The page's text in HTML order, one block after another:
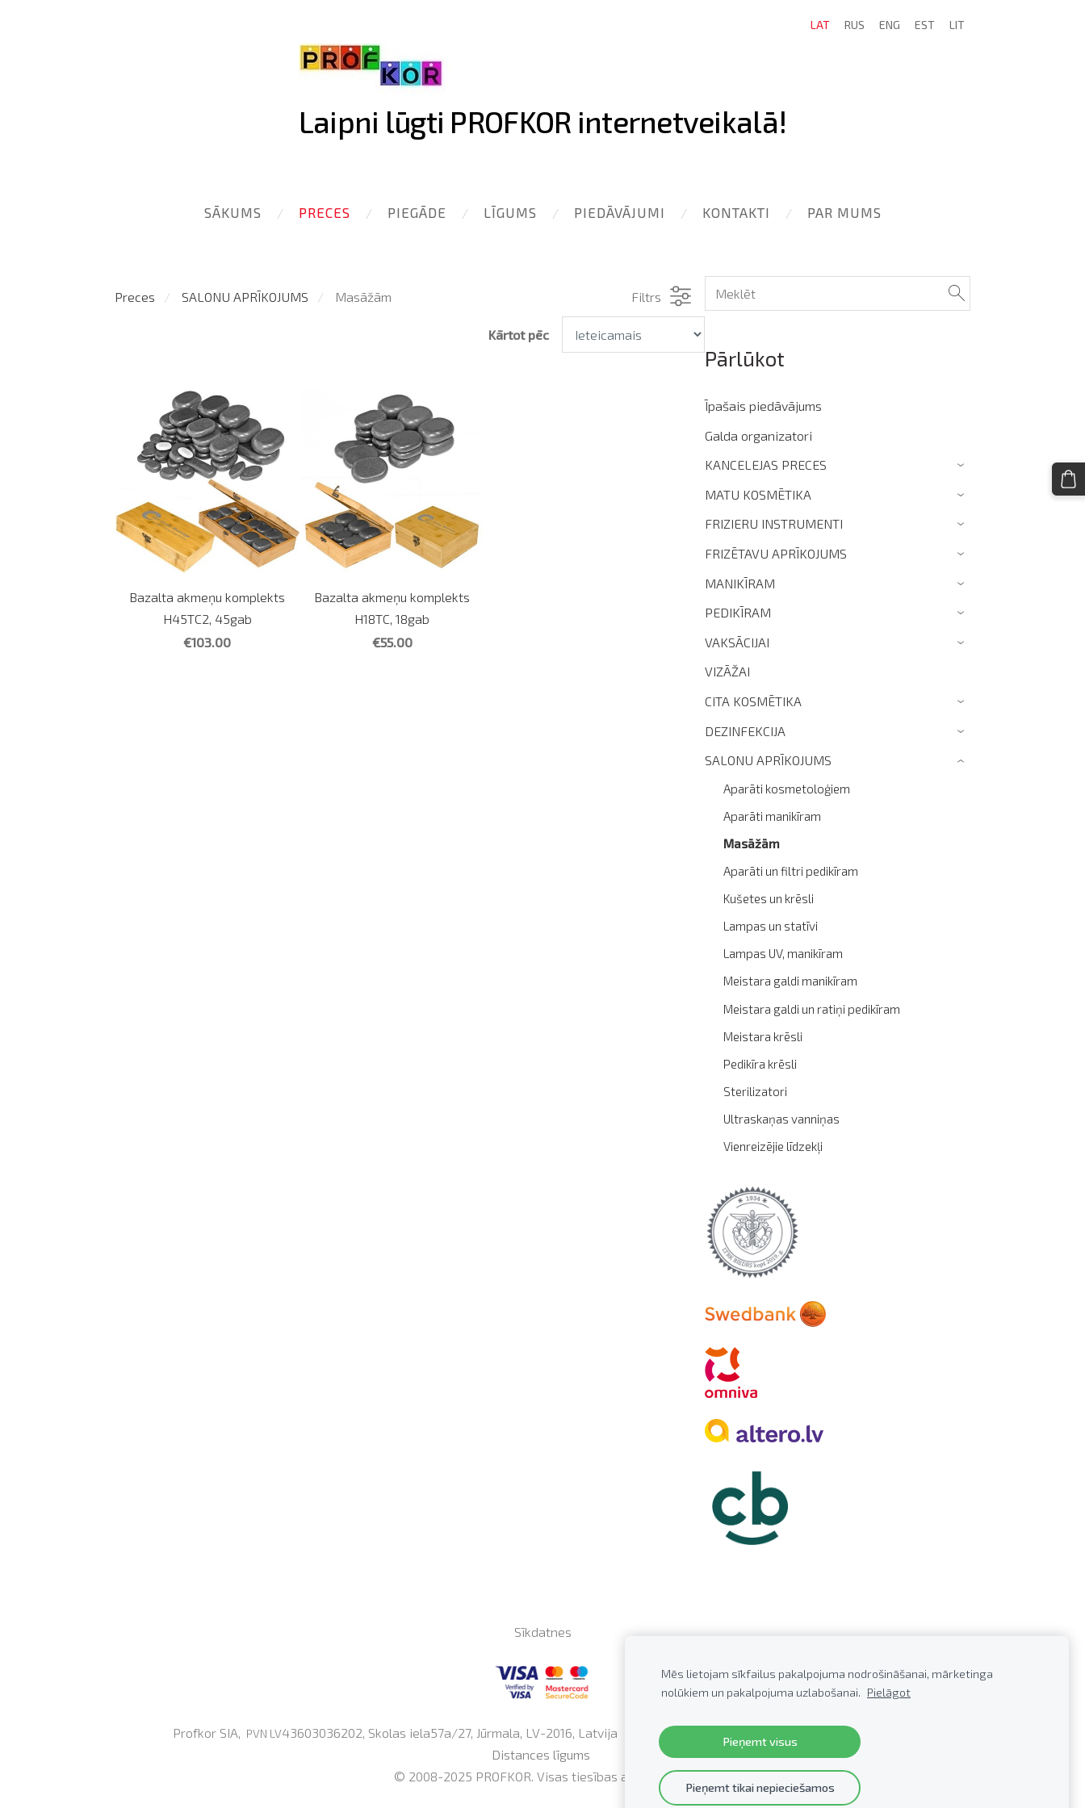
Laipni lūgti PROFKOR internetveikalā!
SĀKUMS PRECES PIEGĀDE LĪGUMS PIEDĀVĀJUMI KONTAKTI PAR MUMS
LAT RUS ENG EST LIT
Pārlūkot
Īpašais piedāvājums
Galda organizatori
KANCELEJAS PRECES
›
MATU KOSMĒTIKA ›
FRIZIERU INSTRUMENTI ›
FRIZĒTAVU APRĪKOJUMS ›
MANIKĪRAM ›
PEDIKĪRAM ›
VAKSĀCIJAI ›
VIZĀŽAI
CITA KOSMĒTIKA
›
DEZINFEKCIJA ›
SALONU APRĪKOJUMS
Aparāti kosmetoloģiem
Aparāti manikīram
Masāžām
Aparāti un filtri pedikīram
Kušetes un krēsli
Lampas un statīvi
Lampas UV, manikīram
Meistara galdi manikīram
Meistara galdi un ratiņi pedikīram
Meistara krēsli
Pedikīra krēsli
Sterilizatori
Ultraskaņas vanniņas
Vienreizējie līdzekļi
›
Preces SALONU APRĪKOJUMS Masāžām Filtrs
Kārtot pēc
Bazalta akmeņu komplekts
H45TC2, 45gab
€103.00
Bazalta akmeņu komplekts
H18TC, 18gab
€55.00
Sīkdatnes
Profkor SIA, PVN LV43603036202, Skolas iela57a/27, Jūrmala, LV-2016, Latvija Tālrunis: +371
info@profkor.lv
Distances līgums
© 2008-2025 PROFKOR. Visas tiesības aizsargātas.
Mēs lietojam sīkfailus pakalpojuma nodrošināšanai, mārketinga
nolūkiem un pakalpojuma uzlabošanai. Pielāgot
Pieņemt visus
Pieņemt tikai nepieciešamos